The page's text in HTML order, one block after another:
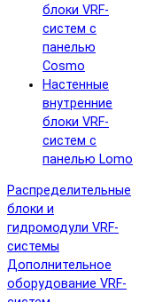
блоки VRF-
систем с
панелью
Cosmo
Настенные
внутренние
блоки VRF-
систем с
панелью Lomo
Распределительные
блоки и
гидромодули VRF-
системы
Дополнительное
оборудование VRF-